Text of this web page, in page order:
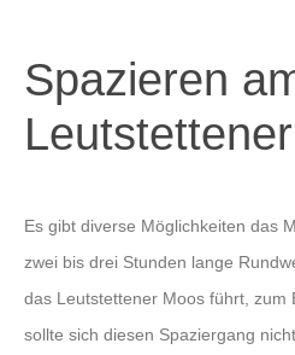
Spazieren
Es gibt diverse Möglichkeiten das
zwei bis drei Stunden lange
das Leutstettener Moos führt, zum
sollte sich diesen Spaziergang